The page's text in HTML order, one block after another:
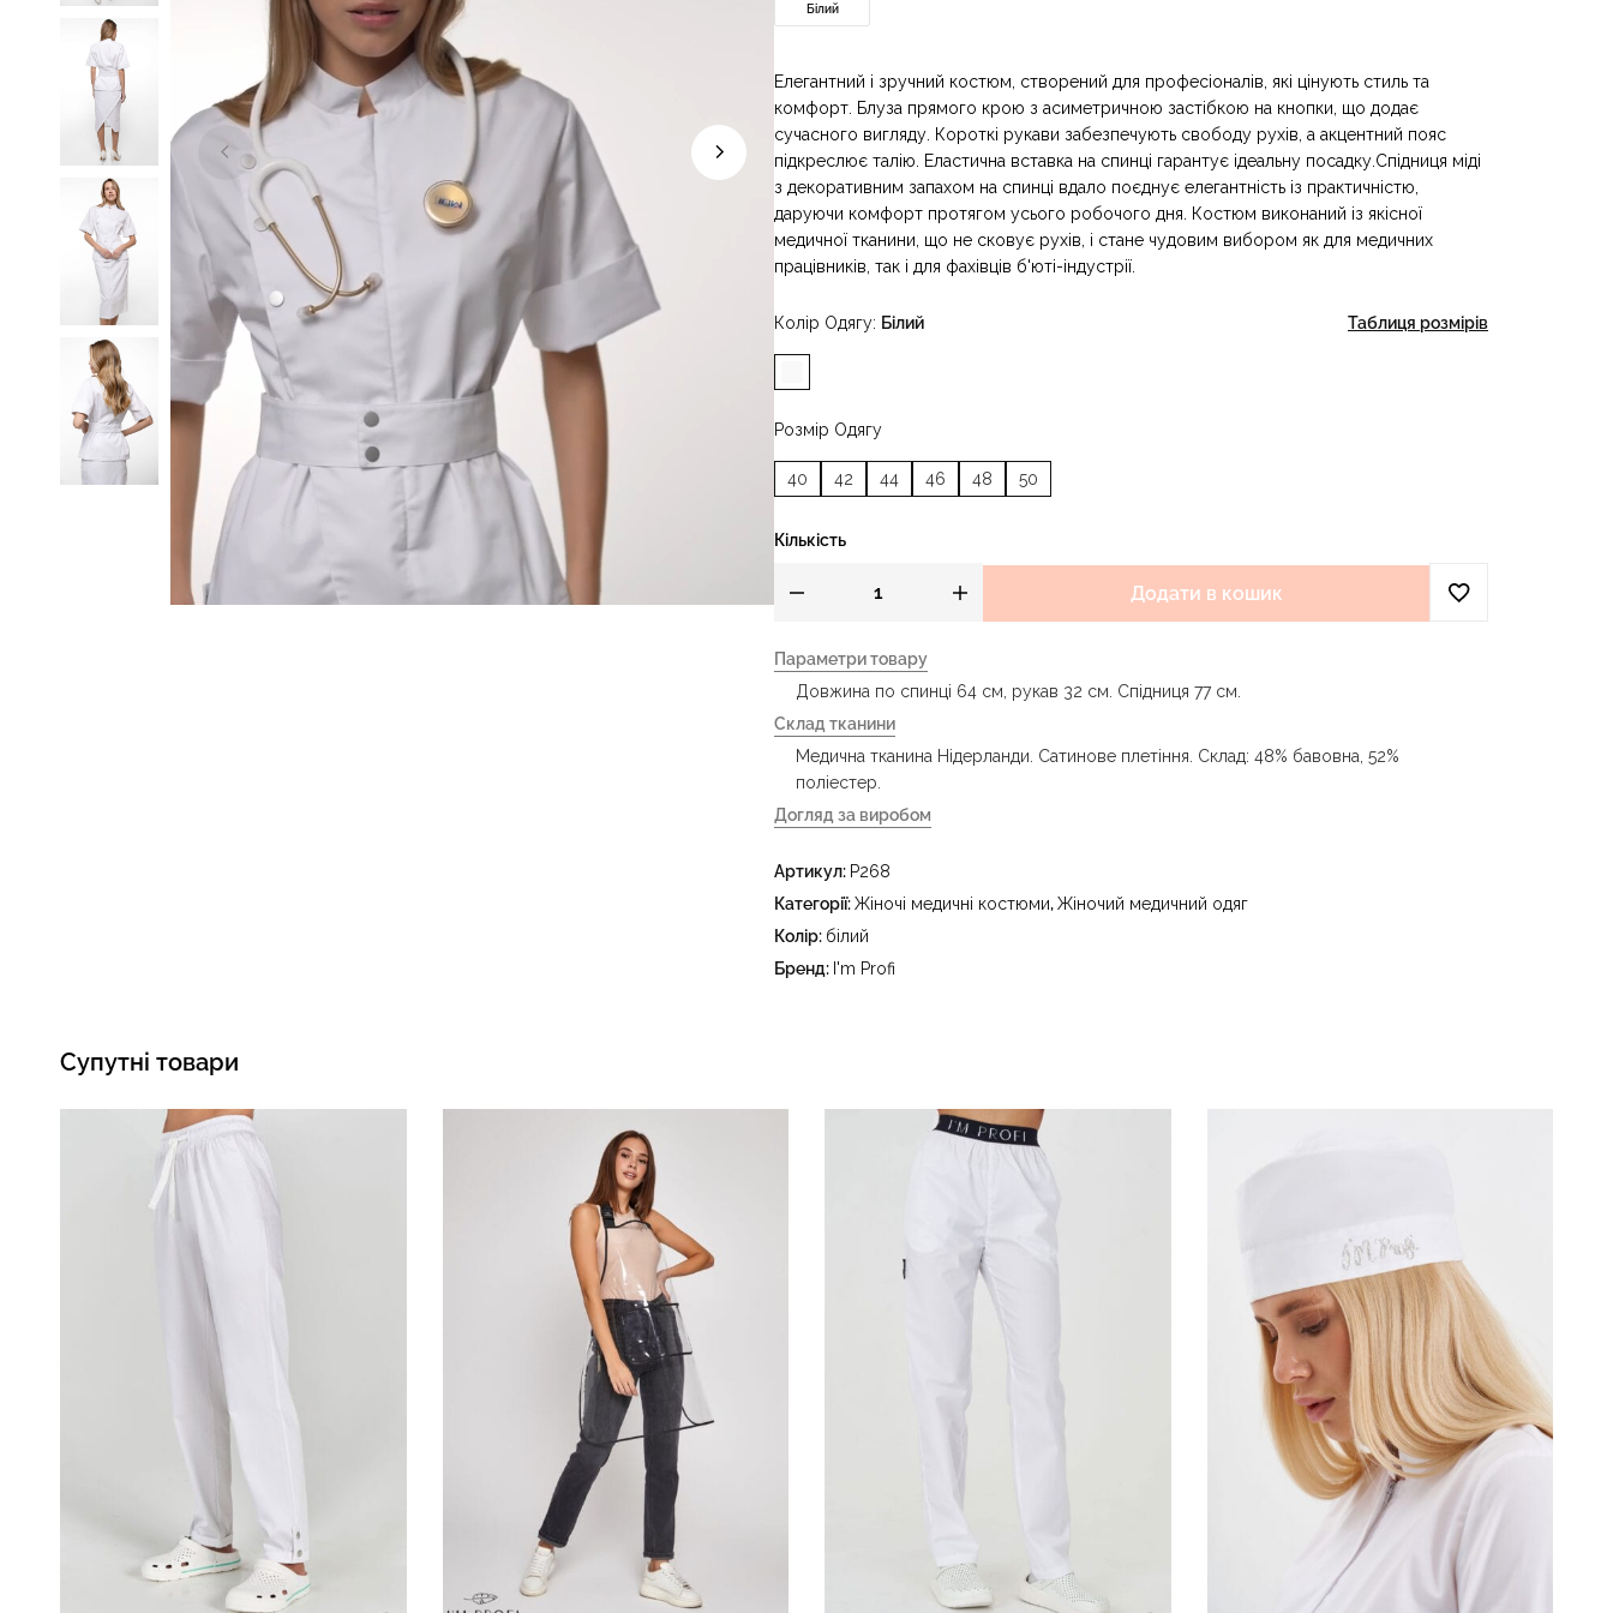
Білий
Елегантний і зручний костюм, створений для професіоналів, які цінують стиль та
комфорт. Блуза прямого крою з асиметричною застібкою на кнопки, що додає
сучасного вигляду. Короткі рукави забезпечують свободу рухів, а акцентний пояс
підкреслює талію. Еластична вставка на спинці гарантує ідеальну посадку.Спідниця міді
з декоративним запахом на спинці вдало поєднує елегантність із практичністю,
даруючи комфорт протягом усього робочого дня. Костюм виконаний із якісної
медичної тканини, що не сковує рухів, і стане чудовим вибором як для медичних
працівників, так і для фахівців б'юті-індустрії.
Колір Одягу Білий
Розмір Одягу
40 42 44 46 48 50
Таблиця розмірів
Кількість
Додати в кошик
Параметри товару
Довжина по спинці 64 см, рукав 32 см. Спідниця 77 см.
Склад тканини
Медична тканина Нідерланди. Сатинове плетіння. Склад: 48% бавовна, 52%
поліестер.
Догляд за виробом
праски до 150 °C - не відбілювати - суха чистка з використанням
тетрахлоретилену (перхлоретилену) та вуглеводів (бензин, вайт-спірит) - сушити
в пральному барабані за температури до 40 °C
Артикул: P268
Категорії:Жіночі медичні костюми,Жіночий медичний одяг
Колір: білий
Бренд: I'm Profi
Супутні товари